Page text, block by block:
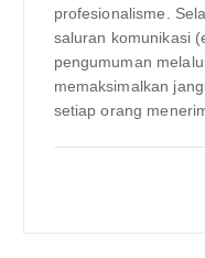
profesionalisme.
saluran komunikasi
pengumuman
memaksimalkan
setiap orang